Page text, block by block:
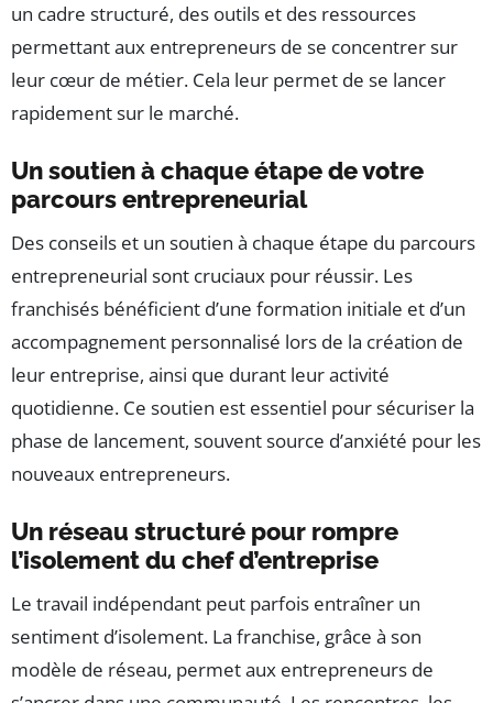
un cadre structuré, des outils et des ressources
permettant aux entrepreneurs de se concentrer sur
leur cœur de métier. Cela leur permet de se lancer
rapidement sur le marché.
Un soutien à chaque étape de votre
parcours entrepreneurial
Des conseils et un soutien à chaque étape du parcours
entrepreneurial sont cruciaux pour réussir. Les
franchisés bénéficient d’une formation initiale et d’un
accompagnement personnalisé lors de la création de
leur entreprise, ainsi que durant leur activité
quotidienne. Ce soutien est essentiel pour sécuriser la
phase de lancement, souvent source d’anxiété pour les
nouveaux entrepreneurs.
Un réseau structuré pour rompre
l’isolement du chef d’entreprise
Le travail indépendant peut parfois entraîner un
sentiment d’isolement. La franchise, grâce à son
modèle de réseau, permet aux entrepreneurs de